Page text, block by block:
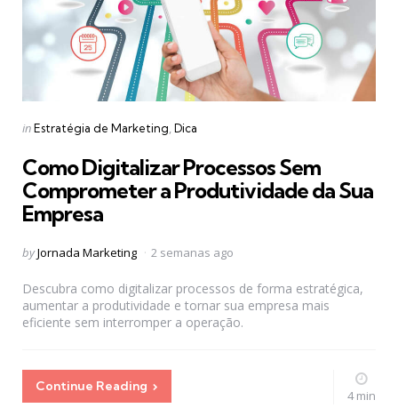
Categories
Posted
inEstratégia de Marketing Dica
Como Digitalizar Processos Sem
Comprometer a Produtividade da Sua
Empresa
Posted
byJornada Marketing 2 semanas ago
Descubra como digitalizar processos de forma estratégica,
aumentar a produtividade e tornar sua empresa mais
eficiente sem interromper a operação.
Continue Reading
4 min